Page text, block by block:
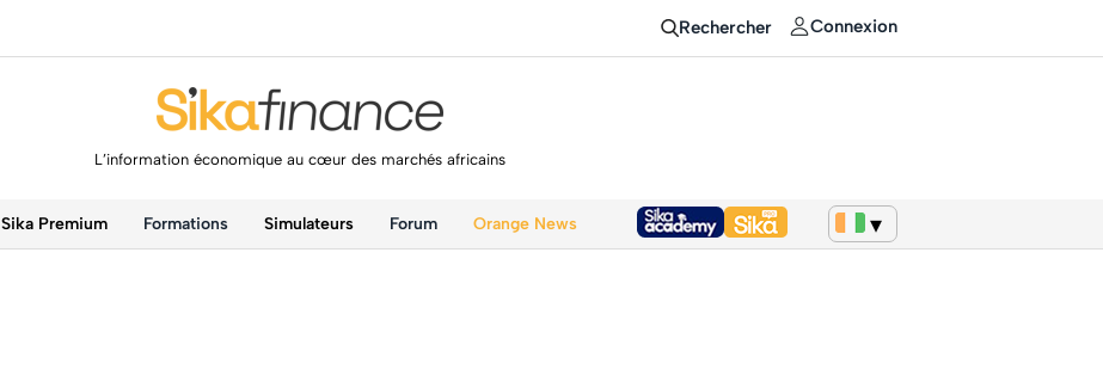
Rechercher Connexion
L’information économique au cœur des marchés africains
Sika Premium Formations Simulateurs Forum Orange News